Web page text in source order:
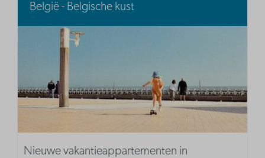
België - Belgische kust
Nieuwe vakantieappartementen in